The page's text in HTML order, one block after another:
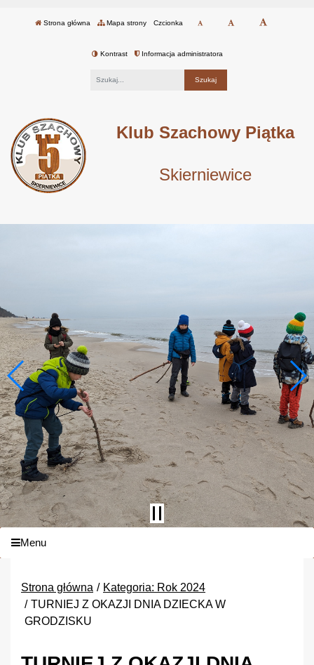
Strona główna Mapa strony Czcionka
Kontrast Informacja administratora
Klub Szachowy Piątka
Skierniewice
Menu
Strona główna
Kategoria: Rok 2024
TURNIEJ Z OKAZJI DNIA DZIECKA W
GRODZISKU